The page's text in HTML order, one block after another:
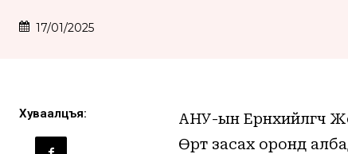
17/01/2025
Хуваалцъя:
АНУ-ын Ерөнхийлөгч
Өөртөө засах оронд